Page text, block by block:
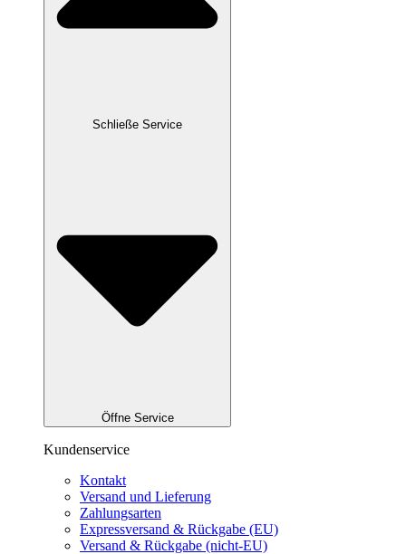
Schließe Service
Öffne Service
Kundenservice
Kontakt
Versand und Lieferung
Zahlungsarten
Expressversand & Rückgabe (EU)
Versand & Rückgabe (nicht-EU)